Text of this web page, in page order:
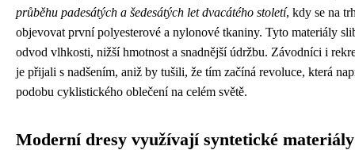
průběhu padesátých a šedesátých let dvacátého století, kdy se na
objevovat první polyesterové a nylonové tkaniny. Tyto materiály
odvod vlhkosti, nižší hmotnost a snadnější údržbu. Závodníci i
je přijali s nadšením, aniž by tušili, že tím začíná revoluce, která
podobu cyklistického oblečení na celém světě.
Moderní dresy využívají syntetické